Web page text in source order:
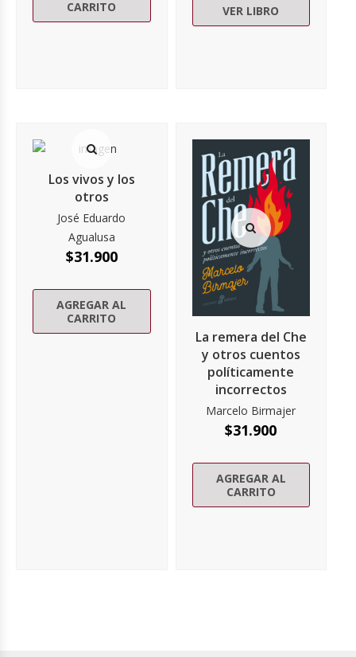
CARRITO
VER LIBRO
Los vivos y los
otros
José Eduardo
Agualusa
$31.900
AGREGAR AL
CARRITO
La remera del Che
y otros cuentos
políticamente
incorrectos
Marcelo Birmajer
$31.900
AGREGAR AL
CARRITO